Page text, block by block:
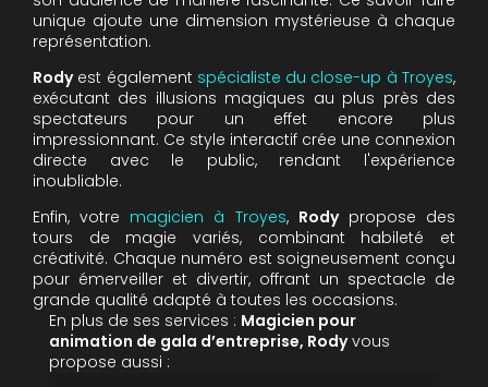
unique ajoute une dimension mystérieuse à chaque
représentation.
Rodyest également spécialiste du close-up à Troyes,
exécutant des illusions magiques au plus près des
spectateurs pour un effet encore plus
impressionnant. Ce style interactif crée une connexion
directe avec le public, rendant l'expérience
inoubliable.
Enfin, votre magicien à Troyes, Rodypropose des
tours de magie variés, combinant habileté et
créativité. Chaque numéro est soigneusement conçu
pour émerveiller et divertir, offrant un spectacle de
grande qualité adapté à toutes les occasions.
En plus de ses services : Magicien pour
animation de gala d’entreprise, Rodyvous
propose aussi :